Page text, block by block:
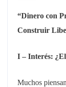
“Dinero con
Construir
I – Interés:
Muchos